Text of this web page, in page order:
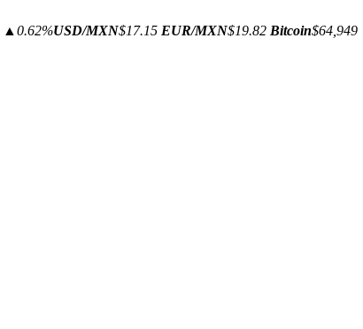
▲0.62%USD/MXN$17.15 EUR/MXN$19.82 Bitcoin$64,949